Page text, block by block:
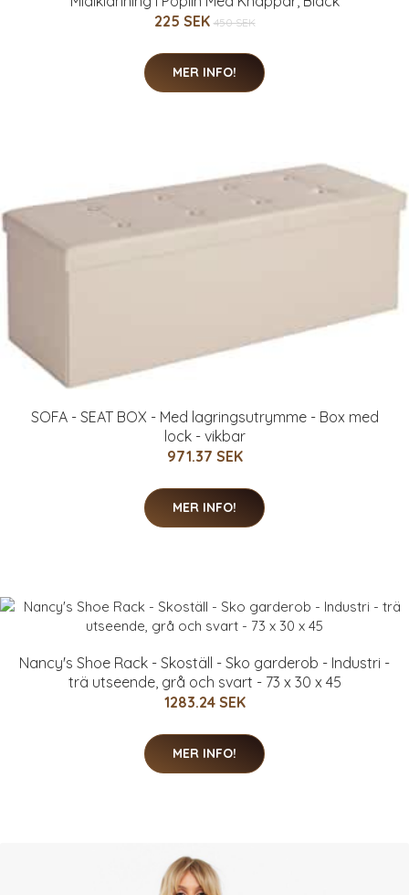
225 SEK 450 SEK
MER INFO!
SOFA - SEAT BOX - Med lagringsutrymme - Box med
lock - vikbar
971.37 SEK
MER INFO!
Nancy's Shoe Rack - Skoställ - Sko garderob - Industri -
trä utseende, grå och svart - 73 x 30 x 45
1283.24 SEK
MER INFO!